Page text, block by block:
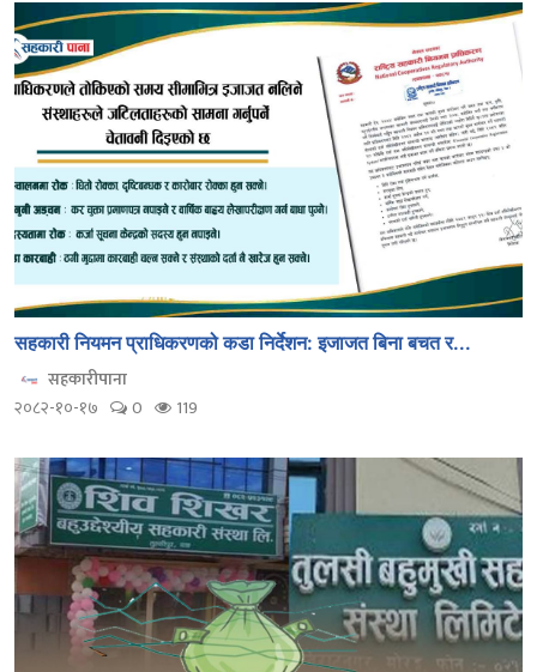
सहकारी नियमन प्राधिकरणको कडा निर्देशन: इजाजत बिना बचत र...
सहकारीपाना
२०८२-१०-१७
0 119